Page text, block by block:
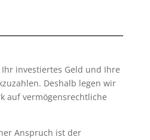
investiertes Geld und Ihre
Deshalb legen wir
auf vermögensrechtliche
Anspruch ist der